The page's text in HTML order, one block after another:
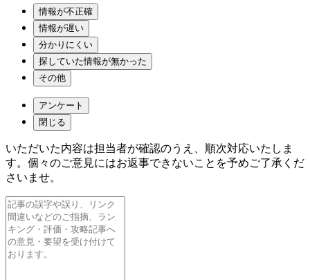
情報が不正確
情報が遅い
分かりにくい
探していた情報が無かった
その他
アンケート
閉じる
いただいた内容は担当者が確認のうえ、順次対応いたしま
す。個々のご意見にはお返事できないことを予めご了承くだ
さいませ。